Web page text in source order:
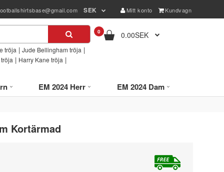
SEK Mitt konto Kundvagn
tröja | Jude Bellingham tröja |
| Harry Kane tröja |
0 0.00SEK
EM 2024 Herr EM 2024 Dam
Kortärmad